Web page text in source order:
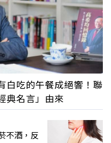
白吃的午餐成絕響！聯
典名言」由來
不酒，反